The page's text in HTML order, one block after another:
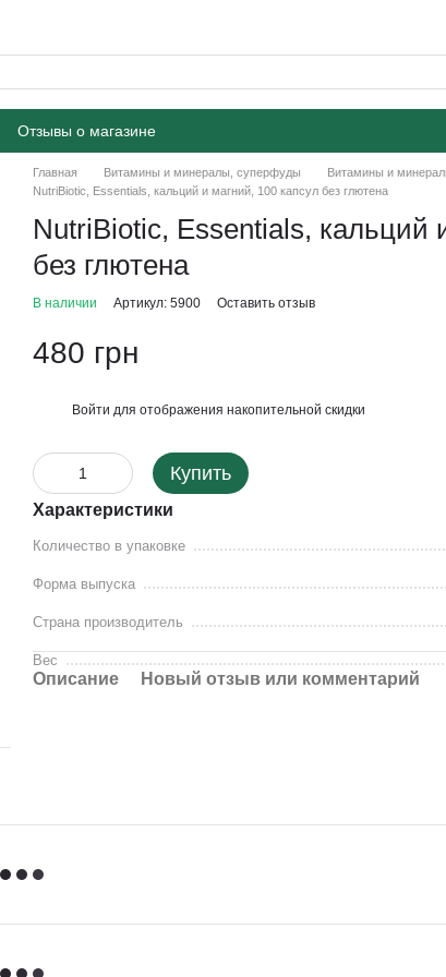
Отзывы о магазине
Главная Витамины и минералы, суперфуды
Витамины и
NutriBiotic, Essentials, кальций и магний, 100 капсул без глютена
NutriBiotic, Essentials, кальций
без глютена
В наличии Артикул: 5900 Оставить отзыв
480 грн
Войти для отображения накопительной скидки
Купить
Характеристики
Количество в упаковке
Форма выпуска
Страна производитель
Вес
Описание Новый отзыв или комментарий